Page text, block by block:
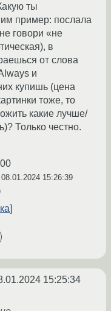
ты
пример: послала
говори «не
в
от слова
и
купишь (цена
тоже, то
какие лучше/
Только честно.
08.01.2024 15:26:39
15:25:34